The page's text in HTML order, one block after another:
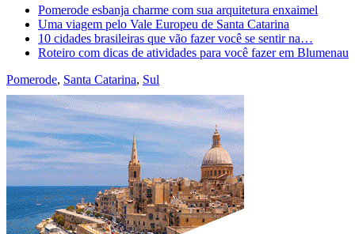
Pomerode esbanja charme com sua arquitetura enxaimel
Uma viagem pelo Vale Europeu de Santa Catarina
10 cidades brasileiras que vão fazer você se sentir na…
Roteiro com dicas de atividades para você fazer em Blumenau
Pomerode, Santa Catarina, Sul